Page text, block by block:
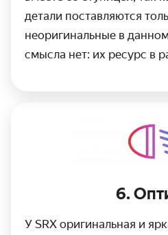
детали поставляются
неоригинальные в
смысла нет: их ресурс в
6.
У SRX оригинальная и